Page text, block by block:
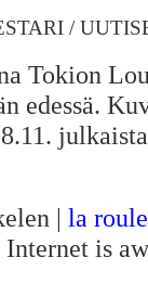
/
Tokion
edessä.
| la
Internet is